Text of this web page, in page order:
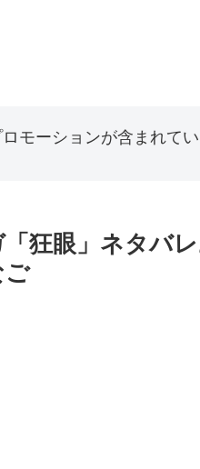
モーションが含まれて
狂眼」ネタバ
ご